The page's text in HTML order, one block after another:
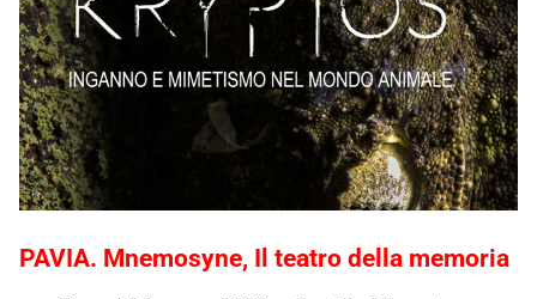
PAVIA. Mnemosyne, Il teatro della memoria